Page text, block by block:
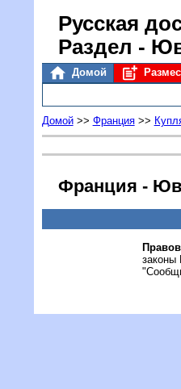
Русская
Раздел -
Домой
Домой>> Франция>>
Франция -
законы